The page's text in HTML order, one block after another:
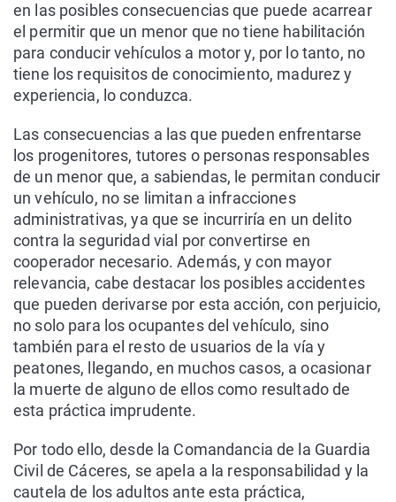
en las posibles consecuencias que puede acarrear
el permitir que un menor que no tiene habilitación
para conducir vehículos a motor y, por lo tanto, no
tiene los requisitos de conocimiento, madurez y
experiencia, lo conduzca.
Las consecuencias a las que pueden enfrentarse
los progenitores, tutores o personas responsables
de un menor que, a sabiendas, le permitan conducir
un vehículo, no se limitan a infracciones
administrativas, ya que se incurriría en un delito
contra la seguridad vial por convertirse en
cooperador necesario. Además, y con mayor
relevancia, cabe destacar los posibles accidentes
que pueden derivarse por esta acción, con perjuicio,
no solo para los ocupantes del vehículo, sino
también para el resto de usuarios de la vía y
peatones, llegando, en muchos casos, a ocasionar
la muerte de alguno de ellos como resultado de
esta práctica imprudente.
Por todo ello, desde la Comandancia de la Guardia
Civil de Cáceres, se apela a la responsabilidad y la
cautela de los adultos ante esta práctica,